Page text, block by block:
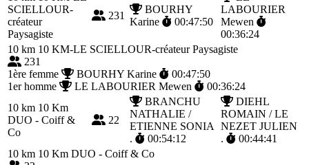
SCIELLOUR-
créateur
Paysagiste
231
BOURHY
Karine
00:47:50
LABOURIER
Mewen
00:36:24
10 km 10 KM-LE SCIELLOUR-créateur Paysagiste
231
1ère femme
BOURHY Karine
00:47:50
1er homme
LE LABOURIER Mewen
00:36:24
10 km 10 Km
DUO - Coiff &
Co
22
BRANCHU
NATHALIE /
ETIENNE SONIA
.
00:54:12
DIEHL
ROMAIN / LE
NEZET JULIEN
.
00:44:41
10 km 10 Km DUO - Coiff & Co